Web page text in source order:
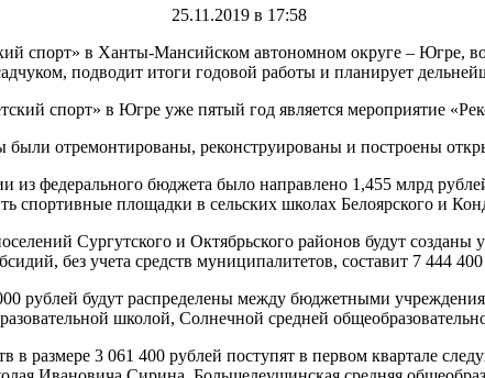
25.11.2019 в 17:58
спорт» в Ханты-Мансийском автономном округе – Югре,
подводит итоги годовой работы и планирует
спорт» в Югре уже пятый год является мероприятие
отремонтированы, реконструированы и построены
из федерального бюджета было направлено 1,455 млрд
спортивные площадки в сельских школах Белоярского и
Сургутского и Октябрьского районов будут
без учета средств муниципалитетов, составит 7 444
рублей будут распределены между бюджетными
школой, Солнечной средней
размере 3 061 400 рублей поступят в первом квартале